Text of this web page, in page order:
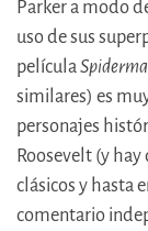
Parker a modo
uso de sus
película
similares) es
personajes
Roosevelt (y
clásicos y hasta
comentario